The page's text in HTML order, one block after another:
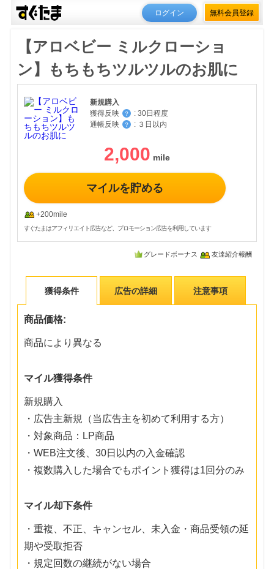
ログイン 無料会員登録
【アロベビー ミルクローショ
ン】もちもちツルツルのお肌に
新規購入
獲得反映
？ : 30日程度
通帳反映
？ : ３日以内
2,000
マイルを貯める
+200mile
すぐたまはアフィリエイト広告など、プロモーション広告を利用しています
グレードボーナス 友達紹介報酬
獲得条件 広告の詳細 注意事項
商品価格:
商品により異なる
マイル獲得条件
新規購入
・広告主新規（当広告主を初めて利用する方）
・対象商品：LP商品
・WEB注文後、30日以内の入金確認
・複数購入した場合でもポイント獲得は1回分のみ
マイル却下条件
・重複、不正、キャンセル、未入金・商品受領の延
期や受取拒否
・規定回数の継続がない場合